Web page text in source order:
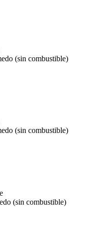
(sin combustible)
(sin combustible)
(sin combustible)